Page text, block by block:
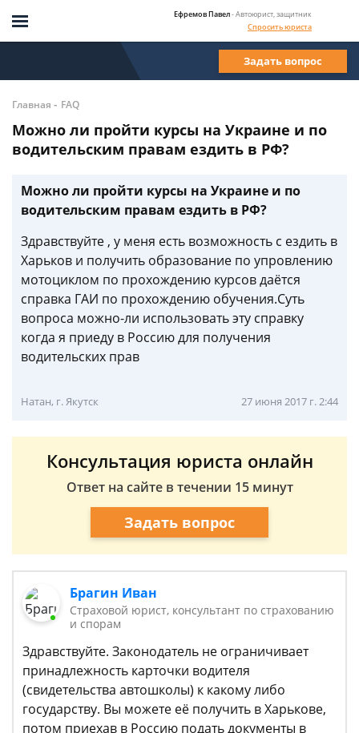
Ефремов Павел- Автоюрист, защитник
Спросить юриста
Задать вопрос
Главная - FAQ
Можно ли пройти курсы на Украине и по
водительским правам ездить в РФ?
Можно ли пройти курсы на Украине и по
водительским правам ездить в РФ?
Здравствуйте , у меня есть возможность с ездить в
Харьков и получить образование по упровлению
мотоциклом по прохождению курсов даётся
справка ГАИ по прохождению обучения.Суть
вопроса можно-ли использовать эту справку
когда я приеду в Россию для получения
водительских прав
Натан, г. Якутск 27 июня 2017 г. 2:44
Консультация юриста онлайн
Ответ на сайте в течении 15 минут
Задать вопрос
Брагин Иван
Страховой юрист, консультант по страхованию
и спорам
Здравствуйте. Законодатель не ограничивает
принадлежность карточки водителя
(свидетельства автошколы) к какому либо
государству. Вы можете её получить в Харькове,
потом приехав в Россию подать документы в